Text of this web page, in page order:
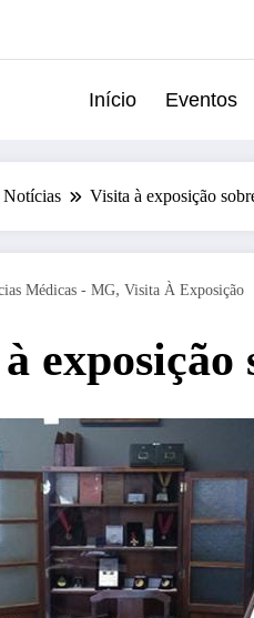
Início Eventos
Notícias Visita à exposição
Médicas - MG, Visita À Exposição